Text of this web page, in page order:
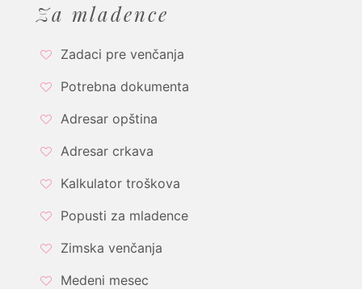
Za mladence
Zadaci pre venčanja
Potrebna dokumenta
Adresar opština
Adresar crkava
Kalkulator troškova
Popusti za mladence
Zimska venčanja
Medeni mesec